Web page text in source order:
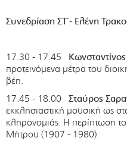
Συνεδρίαση ΣΤ΄- Eλένη Τρακo
17.30 - 17.45
προτεινόμενα μέτρα του
βέη.
17.45 - 18.00 Σταύρος
εκκλησιαστική μουσική ως
κληρονομιάς. Η περίπτωση
Μήτρου (1907 - 1980).